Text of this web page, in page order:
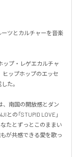
ツとカルチャーを音楽
ップ・レゲエカルチャ
ヒップホップのエッセ
た。
、南国の開放感とダン
の「STUPID LOVE」
たとずっとこのままい
が共感できる愛を歌っ